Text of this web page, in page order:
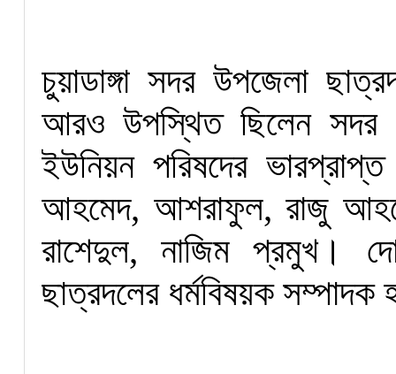
চুয়াডাঙ্গা সদর উপজেলা
আরও উপস্থিত ছিলেন সদর
ইউনিয়ন পরিষদের
আহমেদ, আশরাফুল, রাজু
রাশেদুল, নাজিম প্রমুখ।
ছাত্রদলের ধর্মবিষয়ক